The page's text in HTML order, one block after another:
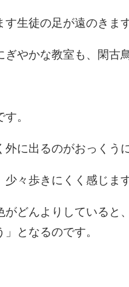
生徒の足が遠のきます
やかな教室も、閑古
。
に出るのがおっくう
々歩きにくく感じます
どんよりしていると
」となるのです。